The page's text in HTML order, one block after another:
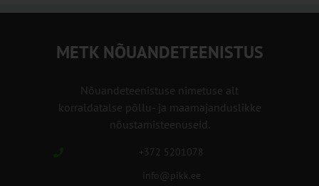
METK NÕUANDETEENISTUS
Nõuandeteenistuse nimetuse alt
korraldatalse põllu- ja maamajanduslikke
nõustamisteenuseid.
+372 5201078
info@pikk.ee